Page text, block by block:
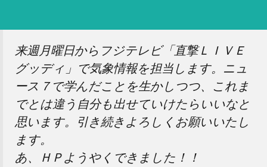
来週月曜日からフジテレビ「直撃ＬＩＶＥ
グッディ」で気象情報を担当します。ニュ
ース７で学んだことを生かしつつ、これま
でとは違う自分も出せていけたらいいなと
思います。引き続きよろしくお願いいたし
ます。
あ、ＨＰようやくできました！！